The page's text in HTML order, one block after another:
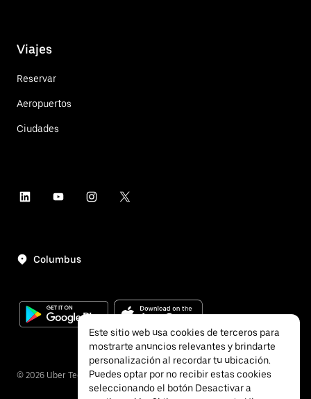
Viajes
Reservar
Aeropuertos
Ciudades
Columbus
© 2026 Uber Technologies, Inc.
Este sitio web usa cookies de terceros para
mostrarte anuncios relevantes y brindarte
personalización al recordar tu ubicación.
Puedes optar por no recibir estas cookies
seleccionando el botón Desactivar a